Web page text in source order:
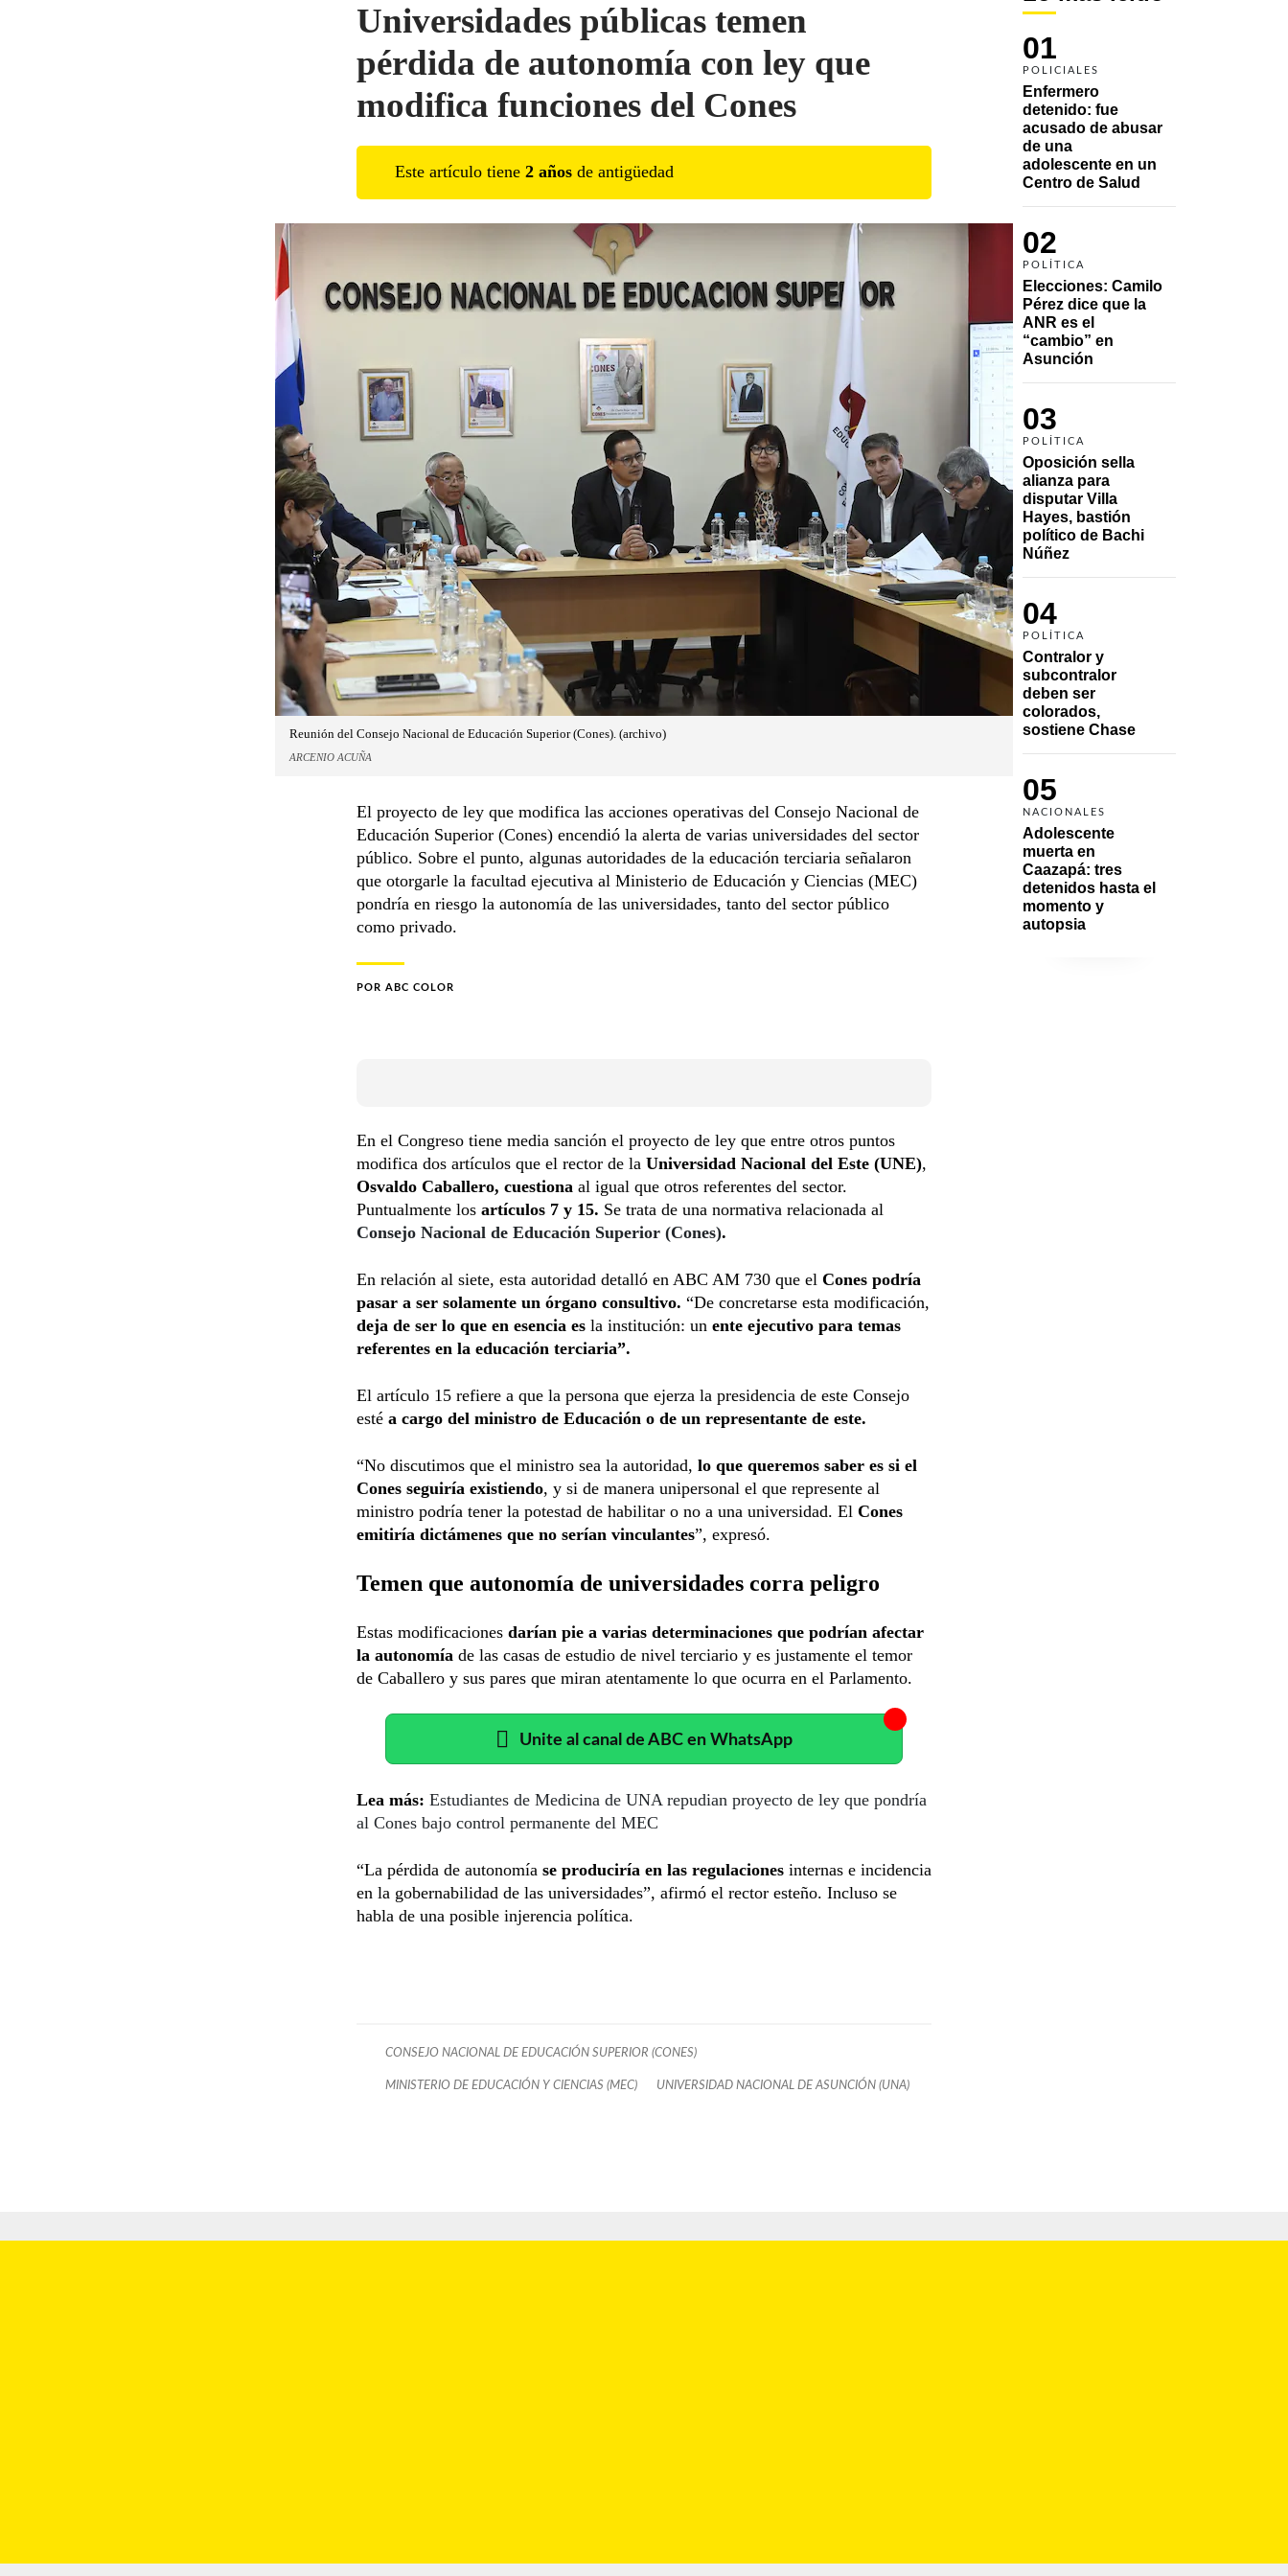
01
POLICIALES
Enfermero
detenido: fue
acusado de abusar
de una
adolescente en un
Centro de Salud
02
POLÍTICA
Elecciones: Camilo
Pérez dice que la
ANR es el
“cambio” en
Asunción
03
POLÍTICA
Oposición sella
alianza para
disputar Villa
Hayes, bastión
político de Bachi
Núñez
04
POLÍTICA
Contralor y
subcontralor
deben ser
colorados,
sostiene Chase
05
NACIONALES
Adolescente
muerta en
Caazapá: tres
detenidos hasta el
momento y
autopsia
Universidades públicas temen
pérdida de autonomía con ley que
modifica funciones del Cones
Este artículo tiene 2 años de antigüedad
Reunión del Consejo Nacional de Educación Superior (Cones). (archivo)
ARCENIO ACUÑA
El proyecto de ley que modifica las acciones operativas del Consejo Nacional de
Educación Superior (Cones) encendió la alerta de varias universidades del sector
público. Sobre el punto, algunas autoridades de la educación terciaria señalaron
que otorgarle la facultad ejecutiva al Ministerio de Educación y Ciencias (MEC)
pondría en riesgo la autonomía de las universidades, tanto del sector público
como privado.
POR ABC COLOR
En el Congreso tiene media sanción el proyecto de ley que entre otros puntos
modifica dos artículos que el rector de la Universidad Nacional del Este (UNE),
Osvaldo Caballero, cuestiona al igual que otros referentes del sector.
Puntualmente los artículos 7 y 15. Se trata de una normativa relacionada al
Consejo Nacional de Educación Superior (Cones).
En relación al siete, esta autoridad detalló en ABC AM 730 que el Cones podría
pasar a ser solamente un órgano consultivo. “De concretarse esta modificación,
deja de ser lo que en esencia es la institución: un ente ejecutivo para temas
referentes en la educación terciaria”.
El artículo 15 refiere a que la persona que ejerza la presidencia de este Consejo
esté a cargo del ministro de Educación o de un representante de este.
“No discutimos que el ministro sea la autoridad, lo que queremos saber es si el
Cones seguiría existiendo, y si de manera unipersonal el que represente al
ministro podría tener la potestad de habilitar o no a una universidad. El Cones
emitiría dictámenes que no serían vinculantes”, expresó.
Temen que autonomía de universidades corra peligro
Estas modificaciones darían pie a varias determinaciones que podrían afectar
la autonomía de las casas de estudio de nivel terciario y es justamente el temor
de Caballero y sus pares que miran atentamente lo que ocurra en el Parlamento.
Unite al canal de ABC en WhatsApp
Lea más: Estudiantes de Medicina de UNA repudian proyecto de ley que pondría
al Cones bajo control permanente del MEC
“La pérdida de autonomía se produciría en las regulaciones internas e incidencia
en la gobernabilidad de las universidades”, afirmó el rector esteño. Incluso se
habla de una posible injerencia política.
CONSEJO NACIONAL DE EDUCACIÓN SUPERIOR (CONES)
MINISTERIO DE EDUCACIÓN Y CIENCIAS (MEC) UNIVERSIDAD NACIONAL DE ASUNCIÓN (UNA)